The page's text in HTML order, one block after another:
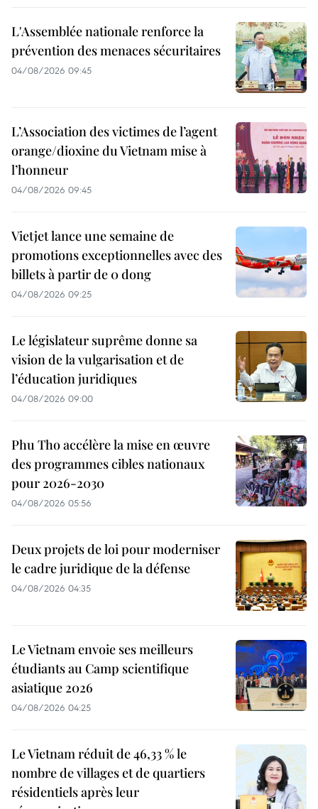
L'Assemblée nationale renforce la
prévention des menaces sécuritaires
04/08/2026 09:45
L’Association des victimes de l’agent
orange/dioxine du Vietnam mise à
l’honneur
04/08/2026 09:45
Vietjet lance une semaine de
promotions exceptionnelles avec des
billets à partir de 0 dong
04/08/2026 09:25
Le législateur suprême donne sa
vision de la vulgarisation et de
l’éducation juridiques
04/08/2026 09:00
Phu Tho accélère la mise en œuvre
des programmes cibles nationaux
pour 2026-2030
04/08/2026 05:56
Deux projets de loi pour moderniser
le cadre juridique de la défense
04/08/2026 04:35
Le Vietnam envoie ses meilleurs
étudiants au Camp scientifique
asiatique 2026
04/08/2026 04:25
Le Vietnam réduit de 46,33 % le
nombre de villages et de quartiers
résidentiels après leur